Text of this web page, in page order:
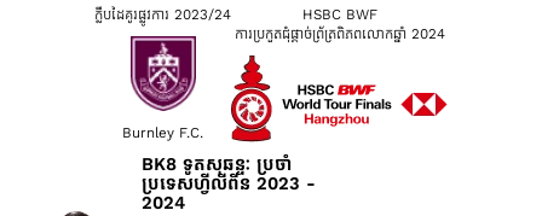
ក្លឹបដៃគូរផ្លូវការ 2023/24
Burnley F.C.
HSBC BWF
ការប្រកួតជុំផ្តាច់ព្រ័ត្រពិភពលោកឆ្នាំ 2024
BK8 ទូតសុឆន្ទៈ ប្រចាំ
ប្រទេសហ្វីលីពីន 2023 -
2024